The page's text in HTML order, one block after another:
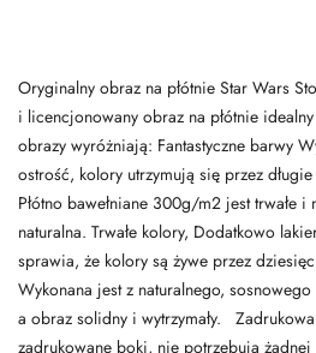
Oryginalny obraz na płótnie Star Wars
i licencjonowany obraz na płótnie
obrazy wyróżniają: Fantastyczne barwy
ostrość, kolory utrzymują się przez
Płótno bawełniane 300g/m2 jest trwałe
naturalna. Trwałe kolory, Dodatkowo
sprawia, że kolory są żywe przez
Wykonana jest z naturalnego,
a obraz solidny i wytrzymały.
zadrukowane boki, nie potrzebują